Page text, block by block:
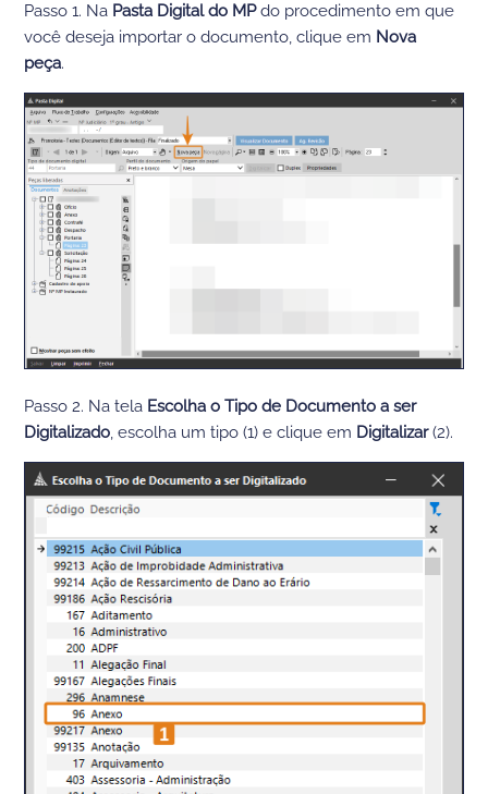
Passo 1. Na Pasta Digital do MPdo procedimento em que
você deseja importar o documento, clique em Nova
peça.
Passo 2. Natela Escolha oTipo de Documento aser
Digitalizado,escolha um tipo (1) e clique em Digitalizar(2).